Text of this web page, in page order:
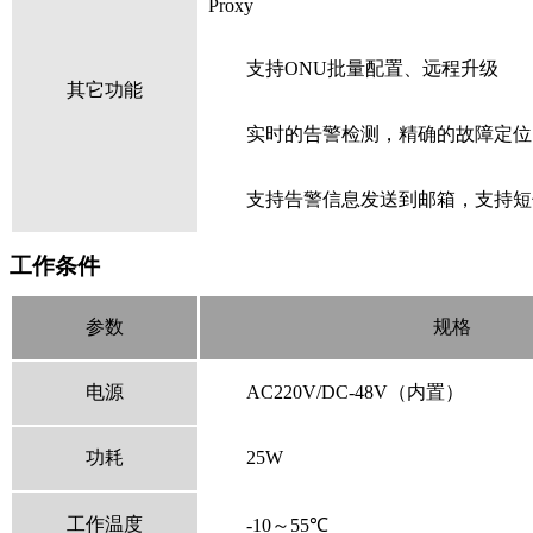
其它功能
Proxy
支持ONU批量配置、远程升级
实时的告警检测，精确的故障定位
支持告警信息发送到邮箱，支持
工作条件
参数 规格
电源 AC220V/DC-48V（内置）
功耗 25W
工作温度 -10～ 55℃